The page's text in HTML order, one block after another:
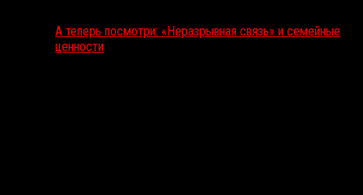
А теперь посмотри: «Неразрывная связь» и семейные
ценности